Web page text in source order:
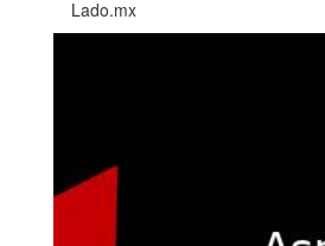
Lado.mx